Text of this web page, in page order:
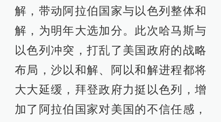
解，带动阿拉伯国家与以色列整体和
解，为明年大选加分。此次哈马斯与
以色列冲突，打乱了美国政府的战略
布局，沙以和解、阿以和解进程都将
大大延缓，拜登政府力挺以色列，增
加了阿拉伯国家对美国的不信任感，